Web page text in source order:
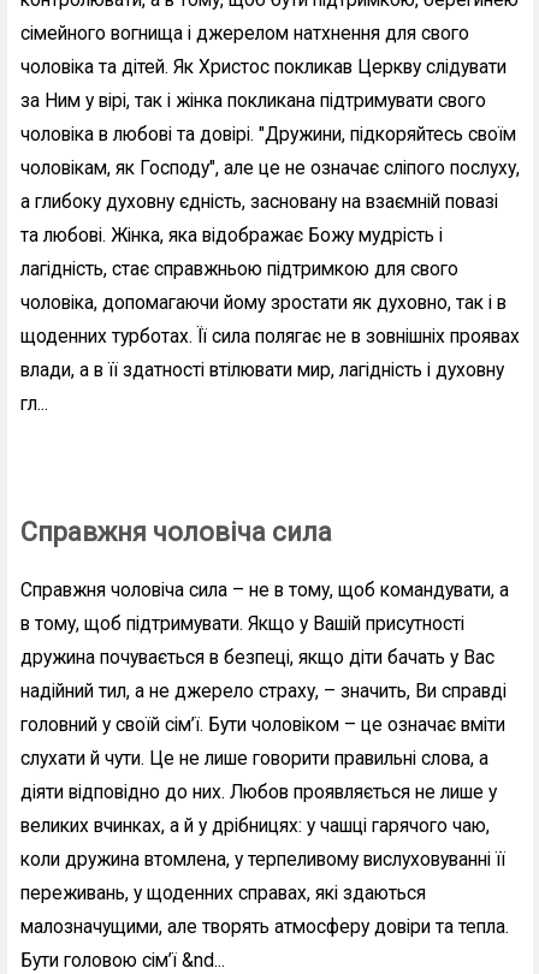
сімейного вогнища і джерелом натхнення для свого
чоловіка та дітей. Як Христос покликав Церкву слідувати
за Ним у вірі, так і жінка покликана підтримувати свого
чоловіка в любові та довірі. "Дружини, підкоряйтесь своїм
чоловікам, як Господу", але це не означає сліпого послуху,
а глибоку духовну єдність, засновану на взаємній повазі
та любові. Жінка, яка відображає Божу мудрість і
лагідність, стає справжньою підтримкою для свого
чоловіка, допомагаючи йому зростати як духовно, так і в
щоденних турботах. Її сила полягає не в зовнішніх проявах
влади, а в її здатності втілювати мир, лагідність і духовну
гл...
Справжня чоловіча сила
Справжня чоловіча сила – не в тому, щоб командувати, а
в тому, щоб підтримувати. Якщо у Вашій присутності
дружина почувається в безпеці, якщо діти бачать у Вас
надійний тил, а не джерело страху, – значить, Ви справді
головний у своїй сім’ї. Бути чоловіком – це означає вміти
слухати й чути. Це не лише говорити правильні слова, а
діяти відповідно до них. Любов проявляється не лише у
великих вчинках, а й у дрібницях: у чашці гарячого чаю,
коли дружина втомлена, у терпеливому вислуховуванні її
переживань, у щоденних справах, які здаються
малозначущими, але творять атмосферу довіри та тепла.
Бути головою сім’ї &nd...